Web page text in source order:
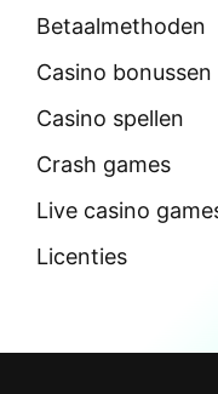
Betaalmethoden
Casino bonussen
Casino spellen
Crash games
Live casino
Licenties